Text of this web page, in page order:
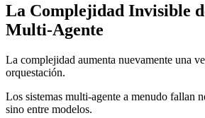
La Complejidad Invisible
Multi-Agente
La complejidad aumenta nuevamente una
orquestación.
Los sistemas multi-agente a menudo fallan
sino entre modelos.